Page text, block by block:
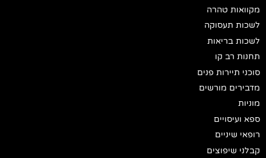
מקוואות טהרה
לשכות תעסוקה
לשכות בריאות
תחנות רב קו
סוכני תיירות פנים
מדבירים מורשים
מוניות
ספא ועיסויים
רופאי שיניים
קבלני שיפוצים